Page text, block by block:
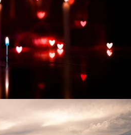
магазина "Всё для
проект